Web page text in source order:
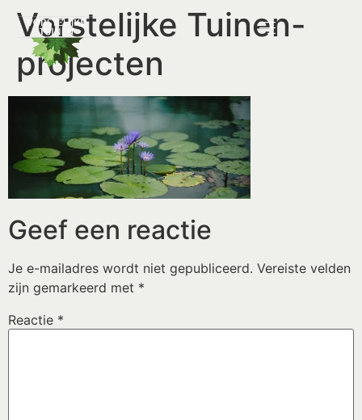
Vorstelijke Tuinen-
projecten
Geef een reactie
Je e-mailadres wordt niet gepubliceerd. Vereiste velden
zijn gemarkeerd met *
Reactie *